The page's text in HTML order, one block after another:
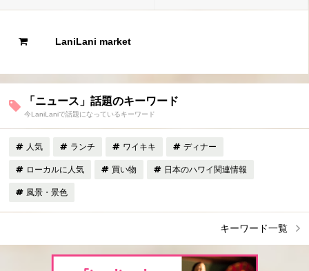
LaniLani market
「ニュース」話題のキーワード
今LaniLaniで話題になっているキーワード
人気 ランチ ワイキキ ディナー
ローカルに人気 買い物 日本のハワイ関連情報
風景・景色
キーワード一覧